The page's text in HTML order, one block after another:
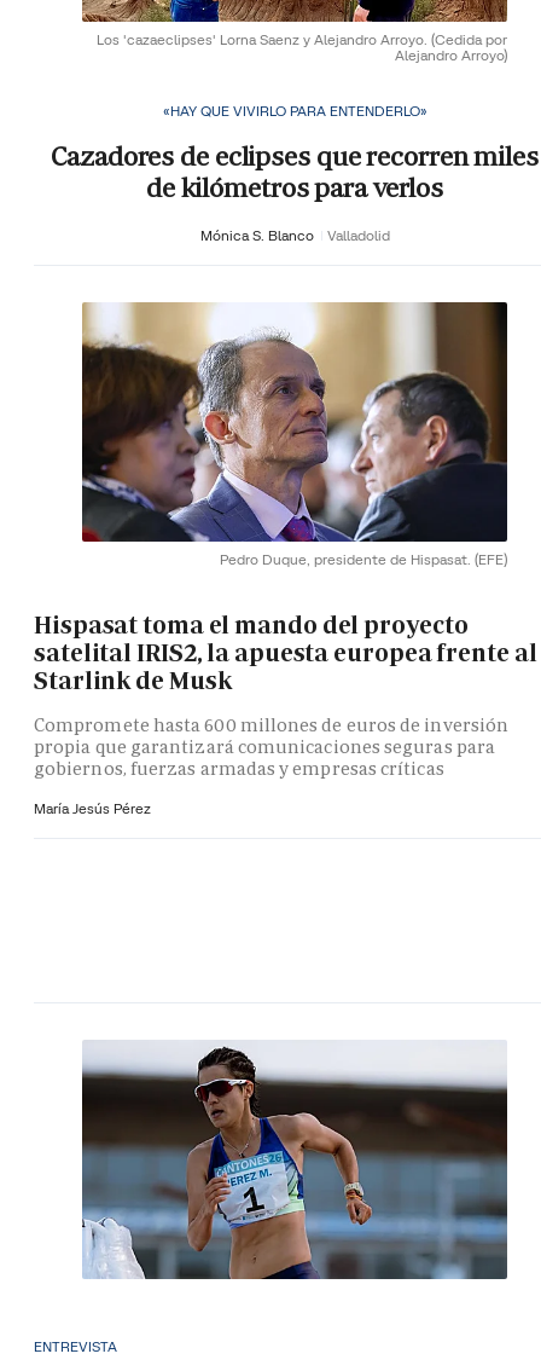
Los 'cazaeclipses' Lorna Saenz y Alejandro Arroyo. (Cedida por
Alejandro Arroyo)
«HAY QUE VIVIRLO PARA ENTENDERLO»
Cazadores de eclipses que recorren miles
de kilómetros para verlos
Mónica S. Blanco Valladolid
Pedro Duque, presidente de Hispasat. (EFE)
Hispasat toma el mando del proyecto
satelital IRIS2, la apuesta europea frente al
Starlink de Musk
Compromete hasta 600 millones de euros de inversión
propia que garantizará comunicaciones seguras para
gobiernos, fuerzas armadas y empresas críticas
María Jesús Pérez
ENTREVISTA